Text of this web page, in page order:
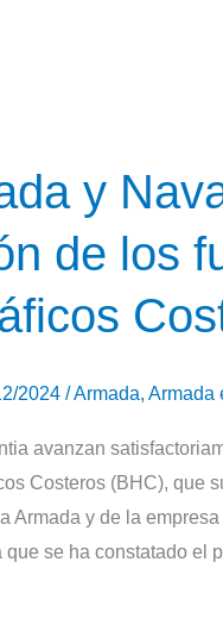
y
de los
2024 /Armada, Armada
avanzan
Costeros (BHC), que
Armada y de la
que se ha constatado el